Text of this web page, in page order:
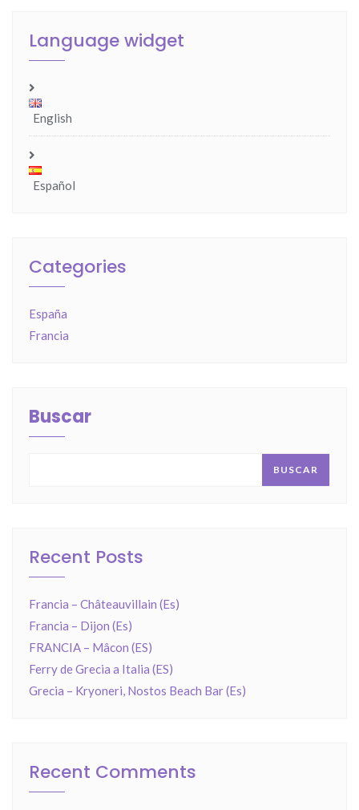
Language widget
English
Español
Categories
España
Francia
Buscar
BUSCAR
Recent Posts
Francia – Châteauvillain (Es)
Francia – Dijon (Es)
FRANCIA – Mâcon (ES)
Ferry de Grecia a Italia (ES)
Grecia – Kryoneri, Nostos Beach Bar (Es)
Recent Comments